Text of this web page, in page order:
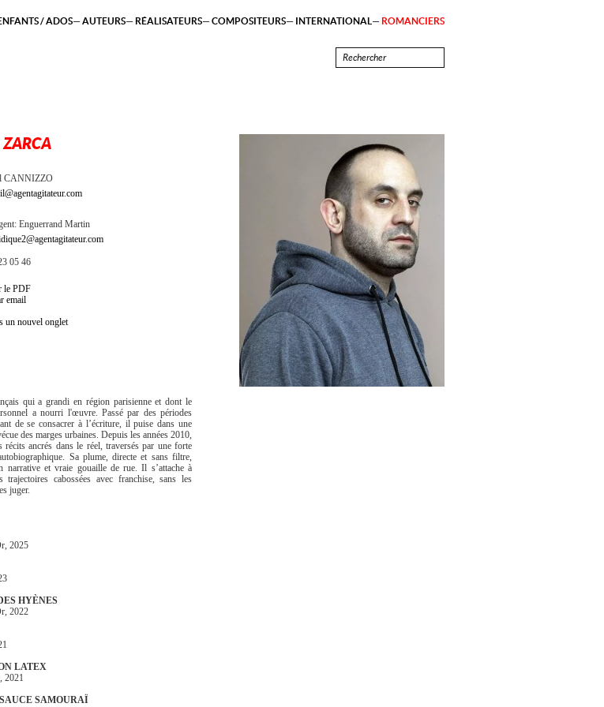
/ ADOS AUTEURS RÉALISATEURS COMPOSITEURS INTERNATIONAL ROMANCIERS
ZARCA
CANNIZZO
Enguerrand Martin
05 46
le PDF
email
un nouvel onglet
qui a grandi en région parisienne et dont le
a nourri l'œuvre. Passé par des périodes
de se consacrer à l’écriture, il puise dans une
des marges urbaines. Depuis les années 2010,
récits ancrés dans le réel, traversés par une forte
Sa plume, directe et sans filtre,
narrative et vraie gouaille de rue. Il s’attache à
trajectoires cabossées avec franchise, sans les
juger.
2025
HYÈNES
2022
LATEX
2021
SAMOURAÏ